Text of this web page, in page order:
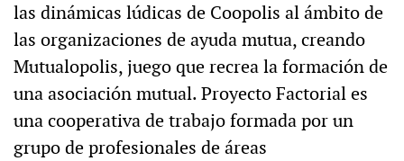
las dinámicas lúdicas de Coopolis al ámbito de
las organizaciones de ayuda mutua, creando
Mutualopolis, juego que recrea la formación de
una asociación mutual. Proyecto Factorial es
una cooperativa de trabajo formada por un
grupo de profesionales de áreas